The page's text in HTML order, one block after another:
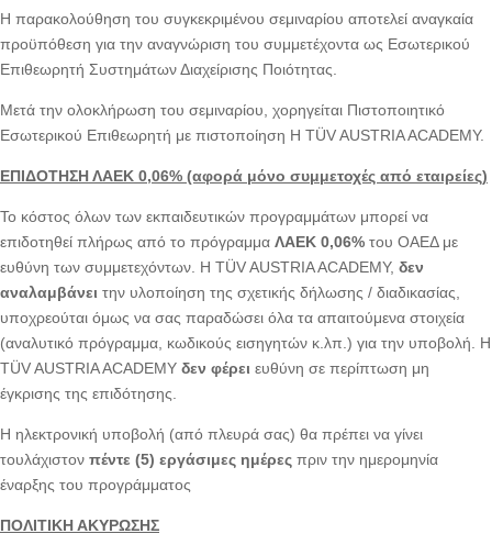
Η παρακολούθηση του συγκεκριμένου σεμιναρίου αποτελεί αναγκαία
προϋπόθεση για την αναγνώριση του συμμετέχοντα ως Εσωτερικού
Επιθεωρητή Συστημάτων Διαχείρισης Ποιότητας.
Μετά την ολοκλήρωση του σεμιναρίου, χορηγείται Πιστοποιητικό
Εσωτερικού Επιθεωρητή με πιστοποίηση Η TÜV AUSTRIA ACADEMY.
ΕΠΙΔΟΤΗΣΗ ΛΑΕΚ 0,06% (αφορά μόνο συμμετοχές από εταιρείες)
Το κόστος όλων των εκπαιδευτικών προγραμμάτων μπορεί να
επιδοτηθεί πλήρως από το πρόγραμμα ΛΑΕΚ 0,06% του ΟΑΕΔ με
ευθύνη των συμμετεχόντων. Η TÜV AUSTRIA ACADEMY, δεν
αναλαμβάνει την υλοποίηση της σχετικής δήλωσης / διαδικασίας,
υποχρεούται όμως να σας παραδώσει όλα τα απαιτούμενα στοιχεία
(αναλυτικό πρόγραμμα, κωδικούς εισηγητών κ.λπ.) για την υποβολή. Η
TÜV AUSTRIA ACADEMY δεν φέρει ευθύνη σε περίπτωση μη
έγκρισης της επιδότησης.
Η ηλεκτρονική υποβολή (από πλευρά σας) θα πρέπει να γίνει
τουλάχιστον πέντε (5) εργάσιμες ημέρες πριν την ημερομηνία
έναρξης του προγράμματος
ΠΟΛΙΤΙΚΗ ΑΚΥΡΩΣΗΣ